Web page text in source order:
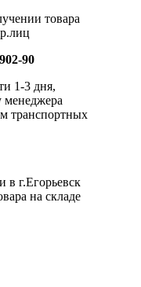
товара
90
1-3 дня,
менеджера
транспортных
в г.Егорьевск
на складе